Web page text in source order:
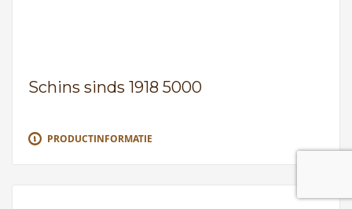
Schins sinds 1918 5000
PRODUCTINFORMATIE